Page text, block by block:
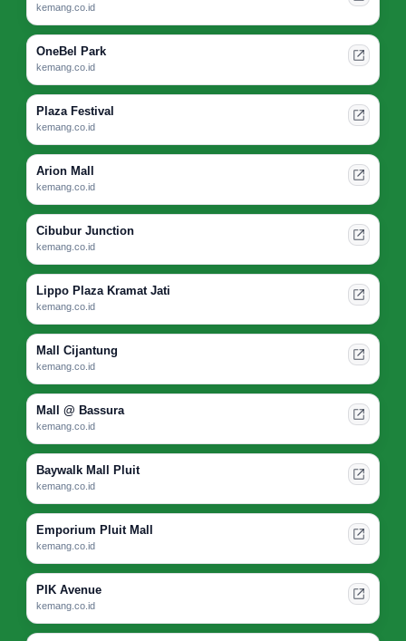
kemang.co.id
OneBel Park
kemang.co.id
Plaza Festival
kemang.co.id
Arion Mall
kemang.co.id
Cibubur Junction
kemang.co.id
Lippo Plaza Kramat Jati
kemang.co.id
Mall Cijantung
kemang.co.id
Mall @ Bassura
kemang.co.id
Baywalk Mall Pluit
kemang.co.id
Emporium Pluit Mall
kemang.co.id
PIK Avenue
kemang.co.id